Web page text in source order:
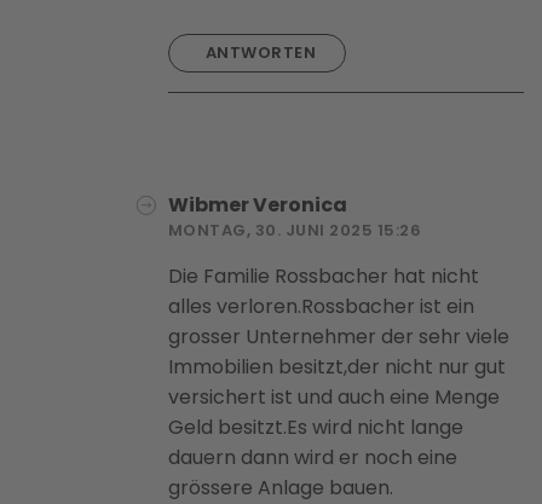
ANTWORTEN
Wibmer Veronica
MONTAG, 30. JUNI 2025 15:26
Die Familie Rossbacher hat nicht
alles verloren.Rossbacher ist ein
grosser Unternehmer der sehr viele
Immobilien besitzt,der nicht nur gut
versichert ist und auch eine Menge
Geld besitzt.Es wird nicht lange
dauern dann wird er noch eine
grössere Anlage bauen.